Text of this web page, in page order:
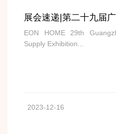
EON HOME 29th
Supply Exhibition...
2023-12-16